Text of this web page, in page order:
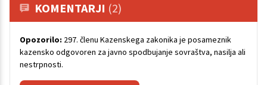
KOMENTARJI (2)
Opozorilo: 297. členu Kazenskega zakonika je posameznik
kazensko odgovoren za javno spodbujanje sovraštva, nasilja ali
nestrpnosti.